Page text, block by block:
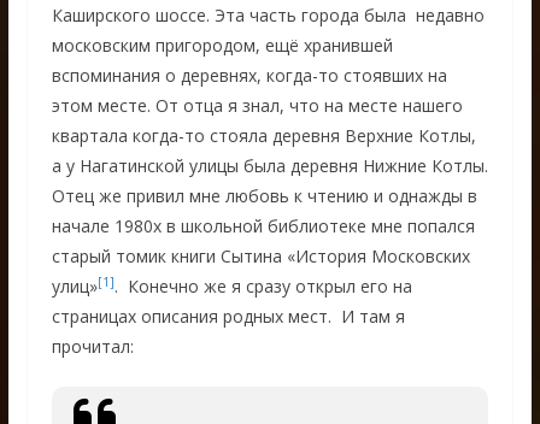
Каширского шоссе. Эта часть города была недавно
московским пригородом, ещё хранившей
вспоминания о деревнях, когда-то стоявших на
этом месте. От отца я знал, что на месте нашего
квартала когда-то стояла деревня Верхние Котлы,
а у Нагатинской улицы была деревня Нижние Котлы.
Отец же привил мне любовь к чтению и однажды в
начале 1980х в школьной библиотеке мне попался
старый томик книги Сытина «История Московских
улиц»[1]. Конечно же я сразу открыл его на
страницах описания родных мест. И там я
прочитал: